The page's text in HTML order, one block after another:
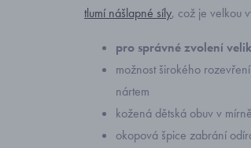
tlumí nášlapné síly, což je velkou
pro správné zvolení
možnost širokého
nártem
kožená dětská obuv v
okopová špice zabrání